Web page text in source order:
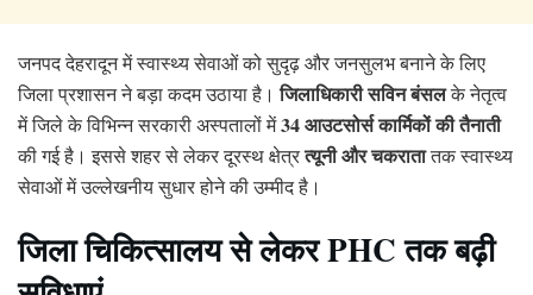
जनपद देहरादून में स्वास्थ्य सेवाओं को सुदृढ़ और जनसुलभ बनाने के लिए
जिला प्रशासन ने बड़ा कदम उठाया है।जिलाधिकारी सविन बंसलके नेतृत्व
में जिले के विभिन्न सरकारी अस्पतालों में34 आउटसोर्स कार्मिकों की तैनाती
की गई है। इससे शहर से लेकर दूरस्थ क्षेत्रत्यूनी और चकरातातक स्वास्थ्य
सेवाओं में उल्लेखनीय सुधार होने की उम्मीद है।
जिला चिकित्सालय से लेकर PHC तक बढ़ी